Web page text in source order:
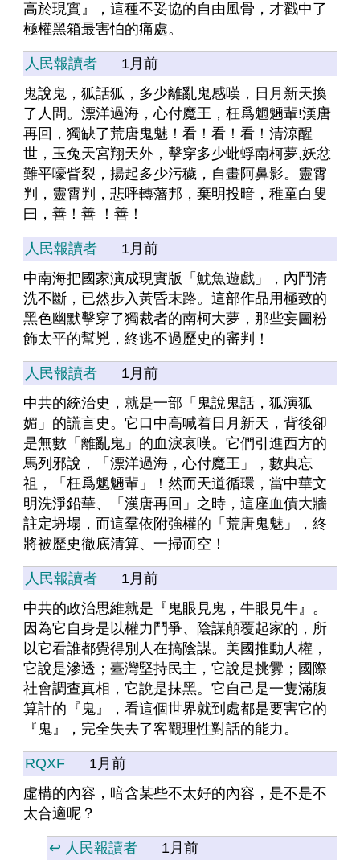
高於現實』，這種不妥協的自由風骨，才戳中了
極權黑箱最害怕的痛處。
人民報讀者
1月前
鬼說鬼，狐話狐，多少離亂鬼感嘆，日月新天換
了人間。漂洋過海，心付魔王，枉爲魍魎輩!漢唐
再回，獨缺了荒唐鬼魅！看！看！看！清涼醒
世，玉兔天宮翔天外，擊穿多少蚍蜉南柯夢,妖忿
難平嚎眥裂，揚起多少污穢，自畫阿鼻影。靈霄
判，靈霄判，悲呼轉藩邦，棄明投暗，稚童白叟
曰，善！善 ！善！
人民報讀者
1月前
中南海把國家演成現實版「魷魚遊戲」，內鬥清
洗不斷，已然步入黃昏末路。這部作品用極致的
黑色幽默擊穿了獨裁者的南柯大夢，那些妄圖粉
飾太平的幫兇，終逃不過歷史的審判！
人民報讀者
1月前
中共的統治史，就是一部「鬼說鬼話，狐演狐
媚」的謊言史。它口中高喊着日月新天，背後卻
是無數「離亂鬼」的血淚哀嘆。它們引進西方的
馬列邪說，「漂洋過海，心付魔王」，數典忘
祖，「枉爲魍魎輩」！然而天道循環，當中華文
明洗淨鉛華、「漢唐再回」之時，這座血債大牆
註定坍塌，而這羣依附強權的「荒唐鬼魅」，終
將被歷史徹底清算、一掃而空！
人民報讀者
1月前
中共的政治思維就是『鬼眼見鬼，牛眼見牛』。
因為它自身是以權力鬥爭、陰謀顛覆起家的，所
以它看誰都覺得別人在搞陰謀。美國推動人權，
它說是滲透；臺灣堅持民主，它說是挑釁；國際
社會調查真相，它說是抹黑。它自己是一隻滿腹
算計的『鬼』，看這個世界就到處都是要害它的
『鬼』，完全失去了客觀理性對話的能力。
RQXF
1月前
虛構的內容，暗含某些不太好的內容，是不是不
太合適呢？
↩️ 人民報讀者
1月前